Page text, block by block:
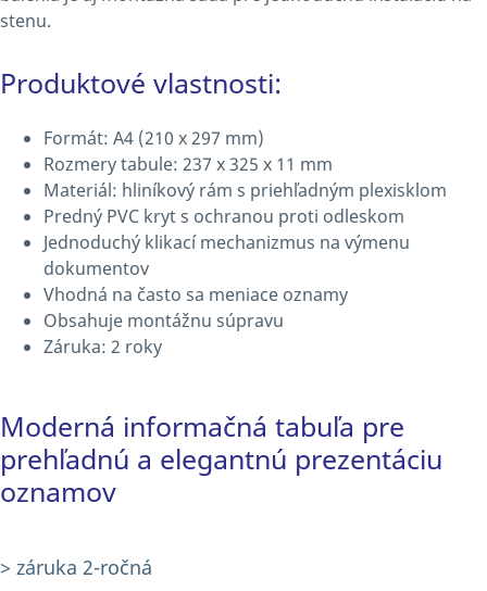
stenu.
Produktové vlastnosti:
Formát: A4 (210 x 297 mm)
Rozmery tabule: 237 x 325 x 11 mm
Materiál: hliníkový rám s priehľadným plexisklom
Predný PVC kryt s ochranou proti odleskom
Jednoduchý klikací mechanizmus na výmenu
dokumentov
Vhodná na často sa meniace oznamy
Obsahuje montážnu súpravu
Záruka: 2 roky
Moderná informačná tabuľa pre
prehľadnú a elegantnú prezentáciu
oznamov
> záruka 2-ročná